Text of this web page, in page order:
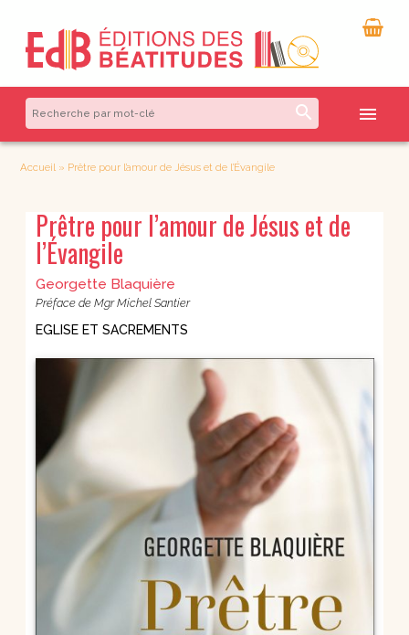
search menu
Accueil» Prêtre pour l’amour de Jésus et de l’Évangile
Prêtre pour l’amour de Jésus et de
l’Évangile
Georgette Blaquière
Préface de Mgr Michel Santier
EGLISE ET SACREMENTS